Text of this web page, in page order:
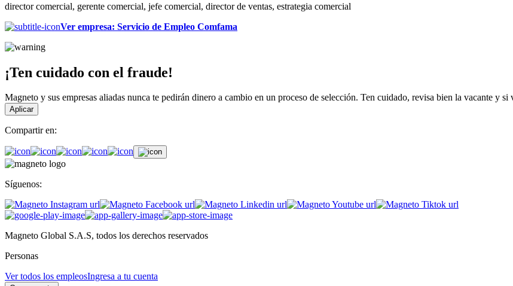
director comercial, gerente comercial, jefe comercial, director de ventas, estrategia comercial
Ver empresa: Servicio de Empleo Comfama
¡Ten cuidado con el fraude!
Magneto y sus empresas aliadas nunca te pedirán dinero a cambio en un proceso de selección. Ten cuidado, revisa bien la vacante y si
Aplicar
Compartir en:
Síguenos:
Magneto Global S.A.S, todos los derechos reservados
Personas
Ver todos los empleosIngresa a tu cuenta